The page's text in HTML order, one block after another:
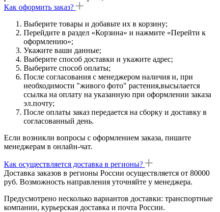
Как оформить заказ?
Выберите товары и добавьте их в корзину;
Перейдите в раздел «Корзина» и нажмите «Перейти к
оформлению»;
Укажите ваши данные;
Выберите способ доставки и укажите адрес;
Выберите способ оплаты;
После согласования с менеджером наличия и, при
необходимости "живого фото" растения,высылается
ссылка на оплату на указанную при оформлении заказа
эл.почту;
После оплаты заказ передается на сборку и доставку в
согласованный день.
Если возникли вопросы с оформлением заказа, пишите
менеджерам в онлайн-чат.
Как осуществляется доставка в регионы?
Доставка заказов в регионы России осуществляется от 80000
руб. Возможность направления уточняйте у менеджера.
Предусмотрено несколько вариантов доставки: транспортные
компании, курьерская доставка и почта России.